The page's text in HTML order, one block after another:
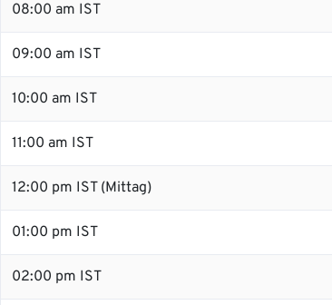
08:00 am IST
09:00 am IST
10:00 am IST
11:00 am IST
12:00 pm IST (Mittag)
01:00 pm IST
02:00 pm IST